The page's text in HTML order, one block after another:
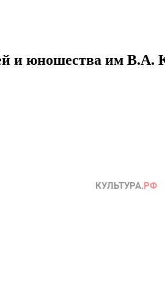
и юношества им В.А.